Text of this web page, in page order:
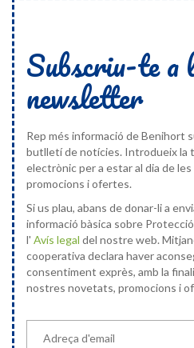
Subscriu-te a
newsletter
Rep més informació de Benihort
butlletí de notícies. Introdueix la
electrònic per a estar al dia de
promocions i ofertes.
Si us plau, abans de donar-li a
informació bàsica sobre
l' Avís legal del nostre web.
cooperativa declara haver
consentiment exprès, amb la
nostres novetats, promocions i